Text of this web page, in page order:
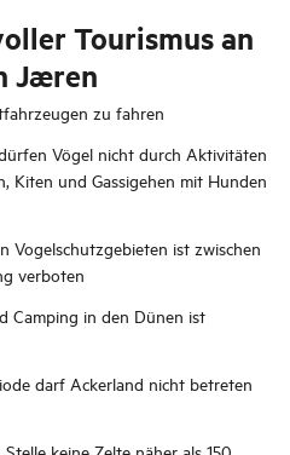
Tourismus an
Jæren
zu fahren
Vögel nicht durch Aktivitäten
Kiten und Gassigehen mit Hunden
Vogelschutzgebieten ist zwischen
verboten
Camping in den Dünen ist
darf Ackerland nicht betreten